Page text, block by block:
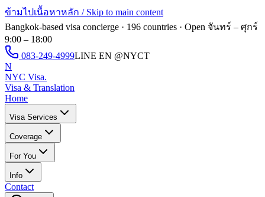
ข้ามไปเนื้อหาหลัก / Skip to main content
Bangkok-based visa concierge · 196 countries · Open จันทร์ – ศุกร์
9:00 – 18:00
083-249-4999LINE EN @NYCT
N
NYC Visa.
Visa & Translation
Home
Visa Services
Coverage
For You
Info
Contact